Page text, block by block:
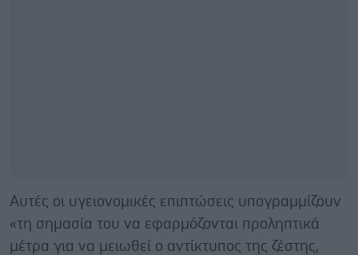
Αυτές οι υγειονομικές επιπτώσεις υπογραμμίζουν
«τη σημασία του να εφαρμόζονται προληπτικά
μέτρα για να μειωθεί ο αντίκτυπος της ζέστης,